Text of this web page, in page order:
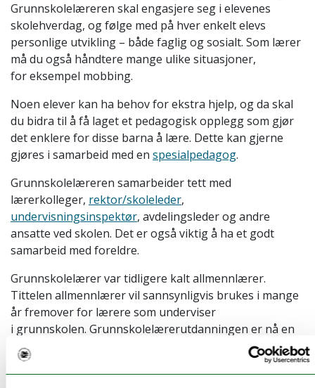
Grunnskolelæreren skal engasjere seg i elevenes
skolehverdag, og følge med på hver enkelt elevs
personlige utvikling – både faglig og sosialt. Som lærer
må du også håndtere mange ulike situasjoner,
for eksempel mobbing.
Noen elever kan ha behov for ekstra hjelp, og da skal
du bidra til å få laget et pedagogisk opplegg som gjør
det enklere for disse barna å lære. Dette kan gjerne
gjøres i samarbeid med en spesialpedagog.
Grunnskolelæreren samarbeider tett med
lærerkolleger, rektor/skoleleder,
undervisningsinspektør, avdelingsleder og andre
ansatte ved skolen. Det er også viktig å ha et godt
samarbeid med foreldre.
Grunnskolelærer var tidligere kalt allmennlærer.
Tittelen allmennlærer vil sannsynligvis brukes i mange
år fremover for lærere som underviser
i grunnskolen. Grunnskolelærerutdanningen er nå en
mastergrad, og nyutdannede grunnskolelærere er
lektorer
. Lektor er egentlig tittelen på en lærer som
har tatt en mastergrad, og brukes ofte om lærere som